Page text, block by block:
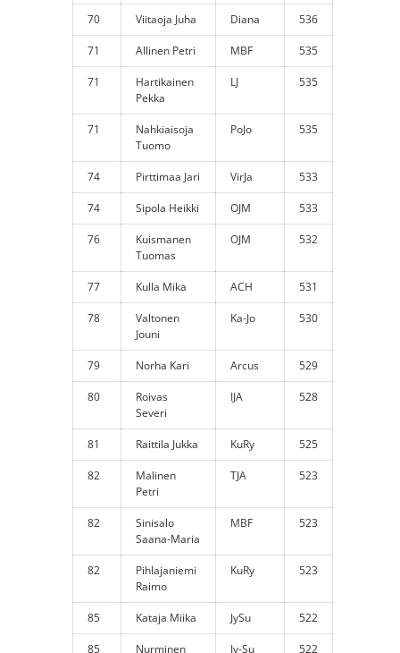
70 Viitaoja Juha Diana 536
71 Allinen Petri MBF 535
71
Hartikainen
Pekka
LJ 535
71
Nahkiaisoja
Tuomo
PoJo 535
74 Pirttimaa Jari VirJa 533
74 Sipola Heikki OJM 533
76
Kuismanen
Tuomas
OJM 532
77 Kulla Mika ACH 531
78
Valtonen
Jouni
Ka-Jo 530
79 Norha Kari Arcus 529
80
Roivas
Severi
IJA 528
81 Raittila Jukka KuRy 525
82
Malinen
Petri
TJA 523
82
Sinisalo
Saana-Maria
MBF 523
82
Pihlajaniemi
Raimo
KuRy 523
85 Kataja Miika JySu 522
85
Nurminen
Jy-Su 522